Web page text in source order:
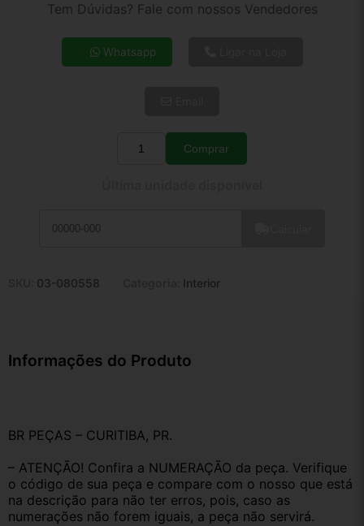
4x de R$ 27,44
5x de R$ 22,24
Tem Dúvidas? Fale com nossos Vendedores
Whatsapp
Quantidade
Comprar
03-080558 Interior
Informações do Produto
BR PEÇAS – CURITIBA, PR.
– ATENÇÃO! Confira a NUMERAÇÃO da peça. Verifique
o código de sua peça e compare com o nosso que está
na descrição para não ter erros, pois, caso as
numerações não forem iguais, a peça não servirá.